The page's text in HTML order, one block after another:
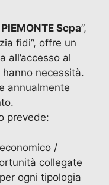
Scpa”,
fidi”, offre un
all’accesso al
necessità.
annualmente
prevede:
/
collegate
ogni tipologia